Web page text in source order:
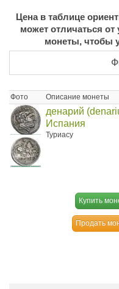
Цена в таблице
может отличаться от
монеты, чтобы
Фото Описание монеты
денарий
Испания
Туриасу
Купить
Продать